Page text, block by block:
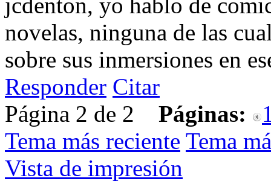
novelas, ninguna de las
sobre sus inmersiones en
Responder Citar
Página 2 de 2 Páginas:
Tema más reciente Tema
Vista de impresión